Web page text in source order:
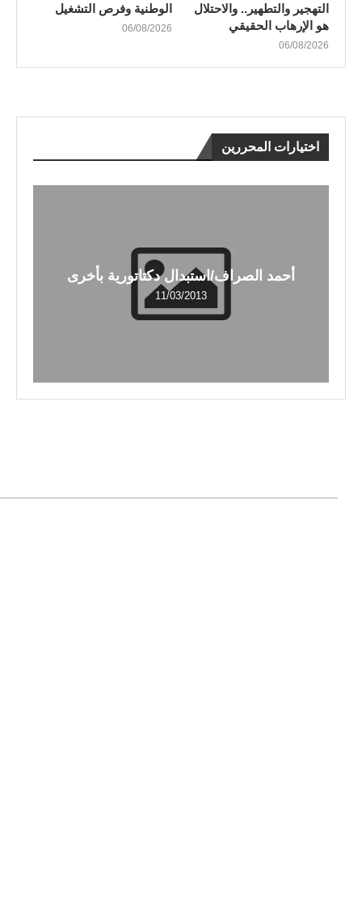
التهجير والتطهير.. والاحتلال
هو الإرهاب الحقيقي
06/08/2026
الوطنية وفرص التشغيل
06/08/2026
اختيارات المحررين
أحمد الصراف/استبدال دكتاتورية بأخرى
11/03/2013